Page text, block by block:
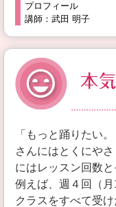
プロフィール
講師：武田 明子
「もっと踊りたい
さんにはとくにや
にはレッスン回数
例えば、週４回（
クラスをすべて受